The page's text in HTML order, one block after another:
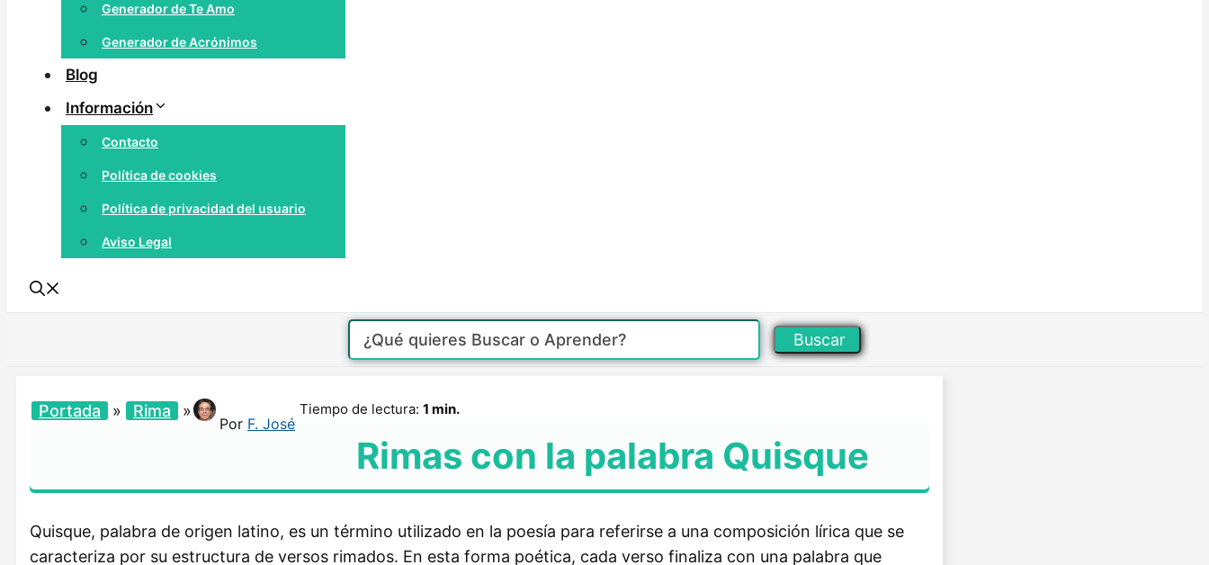
Generador de Te Amo
Generador de Acrónimos
Blog
Información
Contacto
Política de cookies
Política de privacidad del usuario
Aviso Legal
Buscar
Portada » Rima »
Por F. José
Tiempo de lectura: 1 min.
Rimas con la palabra Quisque
Quisque, palabra de origen latino, es un término utilizado en la poesía para referirse a una composición lírica que se
caracteriza por su estructura de versos rimados. En esta forma poética, cada verso finaliza con una palabra que